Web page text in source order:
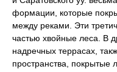
формации, которые
между реками. Эти
частью хвойные леса. В
надречных террасах,
пространства, покрытые